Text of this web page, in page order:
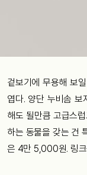
겉보기에 무용해 보
엽다. 양단 누비솜 보
해도 될만큼 고급스
하는 동물을 갖는 건
은 4만 5,000원. 링